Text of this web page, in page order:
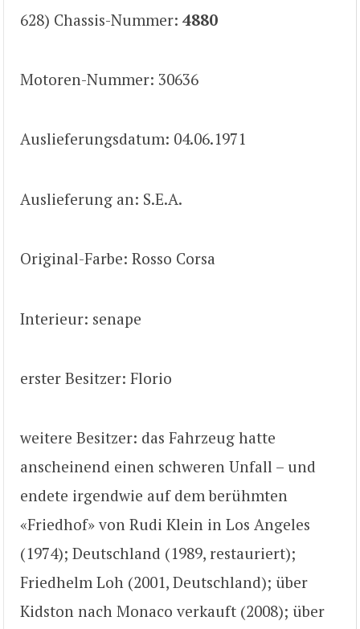
628) Chassis-Nummer: 4880
Motoren-Nummer: 30636
Auslieferungsdatum: 04.06.1971
Auslieferung an: S.E.A.
Original-Farbe: Rosso Corsa
Interieur: senape
erster Besitzer: Florio
weitere Besitzer: das Fahrzeug hatte
anscheinend einen schweren Unfall – und
endete irgendwie auf dem berühmten
«Friedhof» von Rudi Klein in Los Angeles
(1974); Deutschland (1989, restauriert);
Friedhelm Loh (2001, Deutschland); über
Kidston nach Monaco verkauft (2008); über